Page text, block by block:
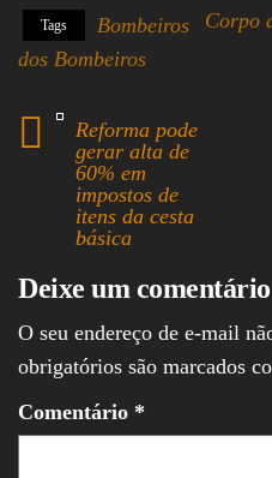
bo
ok
ea
ds
ts
Tags Bombeiros Corpo
dos Bombeiros
Reforma pode
gerar alta de
60% em
impostos de
itens da cesta
básica
Deixe um comentário
O seu endereço de e-mail
obrigatórios são marcados
Comentário *